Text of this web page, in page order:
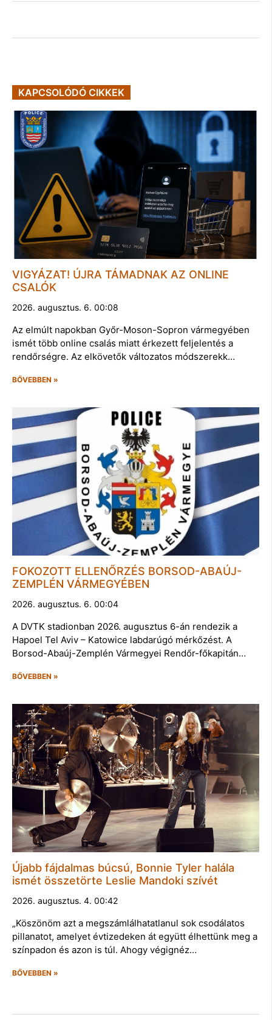
KAPCSOLÓDÓ CIKKEK
VIGYÁZAT! ÚJRA TÁMADNAK AZ ONLINE
CSALÓK
2026. augusztus. 6. 00:08
Az elmúlt napokban Győr-Moson-Sopron vármegyében
ismét több online csalás miatt érkezett feljelentés a
rendőrségre. Az elkövetők változatos módszerekk…
BŐVEBBEN »
FOKOZOTT ELLENŐRZÉS BORSOD-ABAÚJ-
ZEMPLÉN VÁRMEGYÉBEN
2026. augusztus. 6. 00:04
A DVTK stadionban 2026. augusztus 6-án rendezik a
Hapoel Tel Aviv – Katowice labdarúgó mérkőzést. A
Borsod-Abaúj-Zemplén Vármegyei Rendőr-főkapitán…
BŐVEBBEN »
Újabb fájdalmas búcsú, Bonnie Tyler halála
ismét összetörte Leslie Mandoki szívét
2026. augusztus. 4. 00:42
„Köszönöm azt a megszámlálhatatlanul sok csodálatos
pillanatot, amelyet évtizedeken át együtt élhettünk meg a
színpadon és azon is túl. Ahogy végignéz…
BŐVEBBEN »